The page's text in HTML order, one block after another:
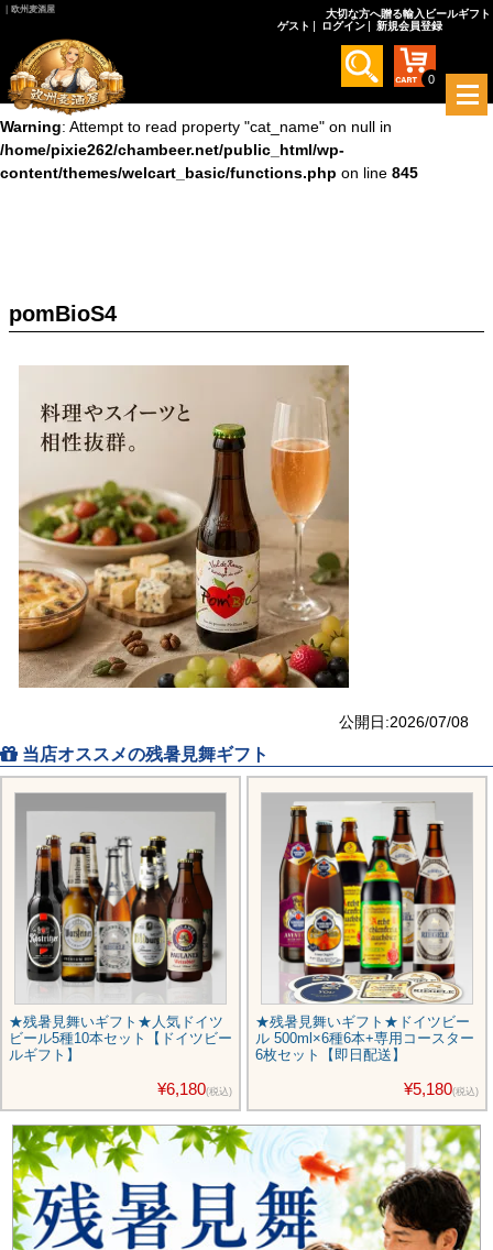
/home/pixie262/chambeer.net/public_html/wp-
content/themes/welcart_basic/functions.php
on line 845
Warning: Attempt to read property "cat_name" on null in
/home/pixie262/chambeer.net/public_html/wp-
content/themes/welcart_basic/functions.php on line 845
｜欧州麦酒屋
大切な方へ贈る輸入ビールギフト
ゲスト
ログイン 新規会員登録
0
メ
ニ
pomBioS4
公開日:2026/07/08
当店オススメの残暑見舞ギフト
★残暑見舞いギフト★人気ドイツ
ビール5種10本セット【ドイツビー
ルギフト】
¥6,180(税込)
★残暑見舞いギフト★ドイツビー
ル 500ml×6種6本+専用コースター
6枚セット【即日配送】
¥5,180(税込)